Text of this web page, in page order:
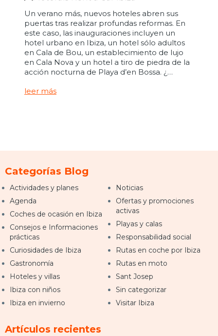
Un verano más, nuevos hoteles abren sus
puertas tras realizar profundas reformas. En
este caso, las inauguraciones incluyen un
hotel urbano en Ibiza, un hotel sólo adultos
en Cala de Bou, un establecimiento de lujo
en Cala Nova y un hotel a tiro de piedra de la
acción nocturna de Playa d’en Bossa. ¿…
leer más
Categorías Blog
Actividades y planes
Agenda
Coches de ocasión en Ibiza
Consejos e Informaciones
prácticas
Curiosidades de Ibiza
Gastronomía
Hoteles y villas
Ibiza con niños
Ibiza en invierno
Noticias
Ofertas y promociones
activas
Playas y calas
Responsabilidad social
Rutas en coche por Ibiza
Rutas en moto
Sant Josep
Sin categorizar
Visitar Ibiza
Artículos recientes